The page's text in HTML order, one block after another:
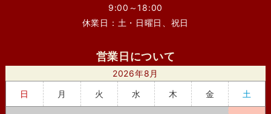
9:00～18:00
休業日：土・日曜日、祝日
営業日について
2026年8月
日
月 火 水 木 金 土